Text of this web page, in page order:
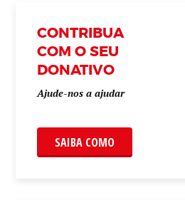
CONTRIBUA
COM O SEU
DONATIVO
Ajude-nos a ajudar
SAIBA COMO